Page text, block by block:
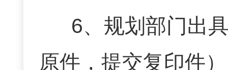
6、规划部门出
原件，提交复印件